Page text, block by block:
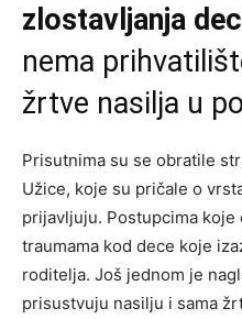
zlostavljanja
nema
žrtve nasilja u
Prisutnima su se obratile
Užice, koje su pričale o
prijavljuju. Postupcima
traumama kod dece koje
roditelja. Još jednom je
prisustvuju nasilju i sama